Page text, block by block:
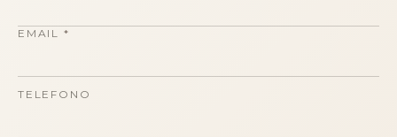
EMAIL *
TELEFONO